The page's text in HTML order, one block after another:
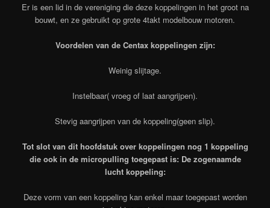
Er is een lid in de vereniging die deze koppelingen in het groot na
bouwt, en ze gebruikt op grote 4takt modelbouw motoren.
Voordelen van de Centax koppelingen zijn:
Weinig slijtage.
Instelbaar( vroeg of laat aangrijpen).
Stevig aangrijpen van de koppeling(geen slip).
Tot slot van dit hoofdstuk over koppelingen nog 1 koppeling
die ook in de micropulling toegepast is: De zogenaamde
lucht koppeling:
Deze vorm van een koppeling kan enkel maar toegepast worden